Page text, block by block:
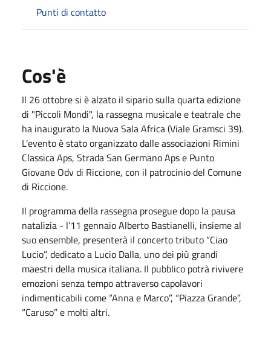
Punti di contatto
Cos'è
Il 26 ottobre si è alzato il sipario sulla quarta edizione
di "Piccoli Mondi", la rassegna musicale e teatrale che
ha inaugurato la Nuova Sala Africa (Viale Gramsci 39).
L'evento è stato organizzato dalle associazioni Rimini
Classica Aps, Strada San Germano Aps e Punto
Giovane Odv di Riccione, con il patrocinio del Comune
di Riccione.
Il programma della rassegna prosegue dopo la pausa
natalizia - l’11 gennaio Alberto Bastianelli, insieme al
suo ensemble, presenterà il concerto tributo “Ciao
Lucio”, dedicato a Lucio Dalla, uno dei più grandi
maestri della musica italiana. Il pubblico potrà rivivere
emozioni senza tempo attraverso capolavori
indimenticabili come “Anna e Marco”, “Piazza Grande”,
“Caruso” e molti altri.